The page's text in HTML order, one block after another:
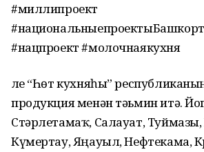
#миллипроект
#нацпроект #молочнаякухня
Әле “Һөт кухняһы”
продукция менән тәьмин итә.
Стәрлетамаҡ, Салауат,
Күмертау, Яңауыл, Нефтекама,